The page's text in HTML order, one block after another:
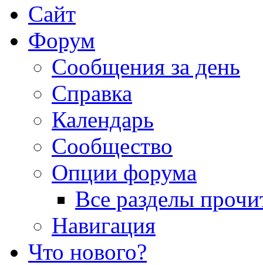
Сайт
Форум
Сообщения за день
Справка
Календарь
Сообщество
Опции форума
Все разделы
Навигация
Что нового?